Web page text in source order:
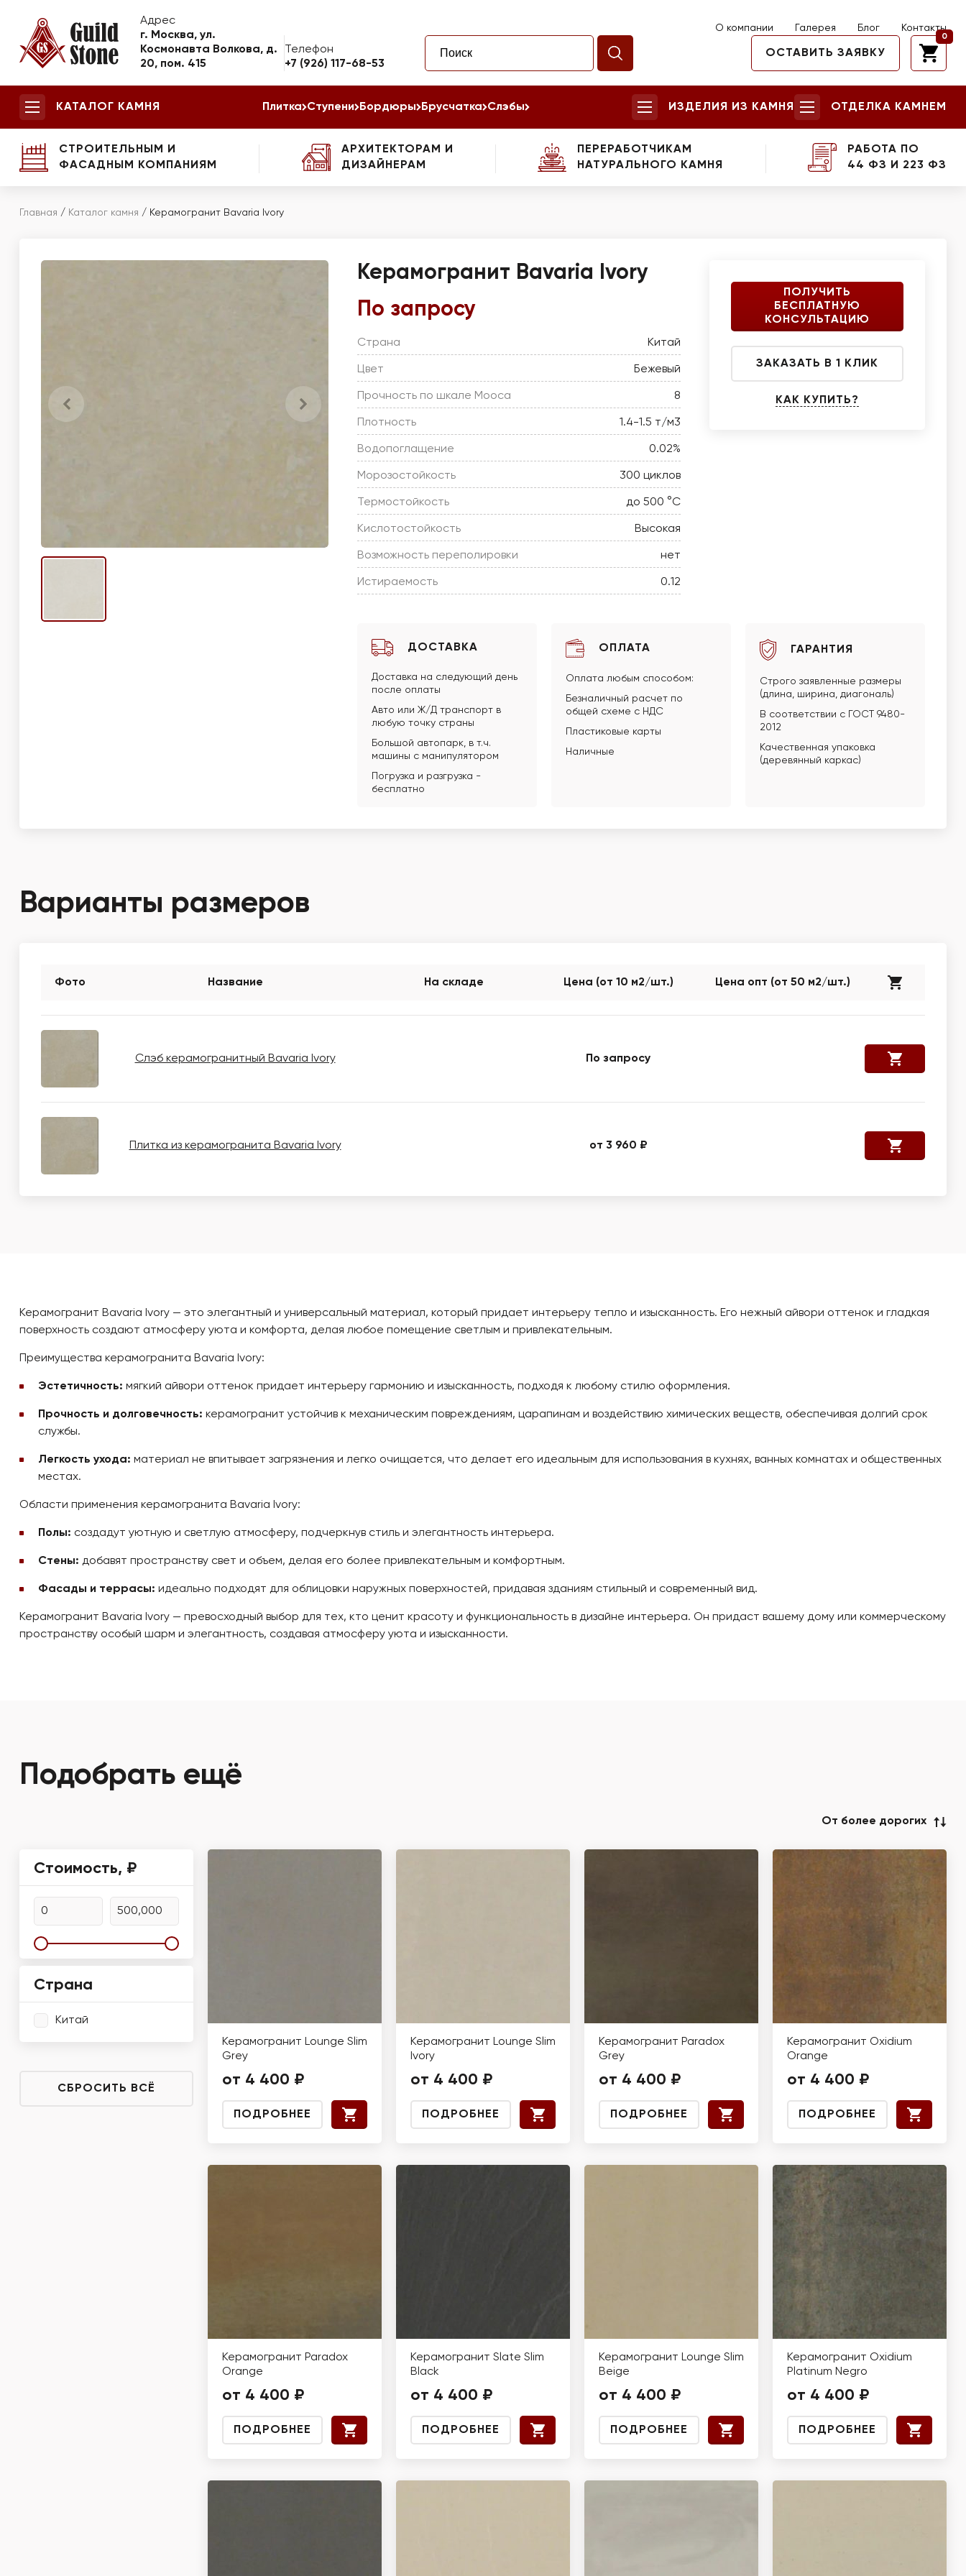
Адрес
г. Москва, ул.
Космонавта Волкова, д.
20, пом. 415
Телефон
+7 (926) 117-68-53
О компании Галерея Блог Контакты
ОСТАВИТЬ ЗАЯВКУ
0
КАТАЛОГ КАМНЯ Плитка Ступени Бордюры Брусчатка Слэбы ИЗДЕЛИЯ ИЗ КАМНЯ ОТДЕЛКА КАМНЕМ
СТРОИТЕЛЬНЫМ И
ФАСАДНЫМ КОМПАНИЯМ
АРХИТЕКТОРАМ И
ДИЗАЙНЕРАМ
ПЕРЕРАБОТЧИКАМ
НАТУРАЛЬНОГО КАМНЯ
РАБОТА ПО
44 ФЗ И 223 ФЗ
Главная / Каталог камня / Керамогранит Bavaria Ivory
Керамогранит Bavaria Ivory
По запросу
Страна Китай
Цвет Бежевый
Прочность по шкале Мооса 8
Плотность 1.4-1.5 т/м3
Водопоглащение 0.02%
Морозостойкость 300 циклов
Термостойкость до 500 °C
Кислотостойкость Высокая
Возможность переполировки нет
Истираемость 0.12
ПОЛУЧИТЬ
БЕСПЛАТНУЮ
КОНСУЛЬТАЦИЮ
ЗАКАЗАТЬ В 1 КЛИК
КАК КУПИТЬ?
ДОСТАВКА
Доставка на следующий день
после оплаты
Авто или Ж/Д транспорт в
любую точку страны
Большой автопарк, в т.ч.
машины с манипулятором
Погрузка и разгрузка -
бесплатно
ОПЛАТА
Оплата любым способом:
Безналичный расчет по
общей схеме с НДС
Пластиковые карты
Наличные
ГАРАНТИЯ
Строго заявленные размеры
(длина, ширина, диагональ)
В соответствии с ГОСТ 9480-
2012
Качественная упаковка
(деревянный каркас)
Варианты размеров
Фото Название На складе Цена (от 10 м2/шт.) Цена опт (от 50 м2/шт.)
Слэб керамогранитный Bavaria Ivory По запросу
Плитка из керамогранита Bavaria Ivory от 3 960 ₽
Керамогранит Bavaria Ivory — это элегантный и универсальный материал, который придает интерьеру тепло и изысканность. Его нежный айвори оттенок и гладкая
поверхность создают атмосферу уюта и комфорта, делая любое помещение светлым и привлекательным.
Преимущества керамогранита Bavaria Ivory:
Эстетичность: мягкий айвори оттенок придает интерьеру гармонию и изысканность, подходя к любому стилю оформления.
Прочность и долговечность: керамогранит устойчив к механическим повреждениям, царапинам и воздействию химических веществ, обеспечивая долгий срок
службы.
Легкость ухода: материал не впитывает загрязнения и легко очищается, что делает его идеальным для использования в кухнях, ванных комнатах и общественных
местах.
Области применения керамогранита Bavaria Ivory:
Полы: создадут уютную и светлую атмосферу, подчеркнув стиль и элегантность интерьера.
Стены: добавят пространству свет и объем, делая его более привлекательным и комфортным.
Фасады и террасы: идеально подходят для облицовки наружных поверхностей, придавая зданиям стильный и современный вид.
Керамогранит Bavaria Ivory — превосходный выбор для тех, кто ценит красоту и функциональность в дизайне интерьера. Он придаст вашему дому или коммерческому
пространству особый шарм и элегантность, создавая атмосферу уюта и изысканности.
Подобрать ещё
От более дорогих
Керамогранит Lounge Slim
Grey
от 4 400 ₽
ПОДРОБНЕЕ
Керамогранит Lounge Slim
Ivory
от 4 400 ₽
ПОДРОБНЕЕ
Керамогранит Paradox
Grey
от 4 400 ₽
ПОДРОБНЕЕ
Керамогранит Oxidium
Orange
от 4 400 ₽
ПОДРОБНЕЕ
Керамогранит Paradox
Orange
от 4 400 ₽
ПОДРОБНЕЕ
Керамогранит Slate Slim
Black
от 4 400 ₽
ПОДРОБНЕЕ
Керамогранит Lounge Slim
Beige
от 4 400 ₽
ПОДРОБНЕЕ
Керамогранит Oxidium
Platinum Negro
от 4 400 ₽
ПОДРОБНЕЕ
Стоимость, ₽
Страна
Китай
СБРОСИТЬ ВСЁ